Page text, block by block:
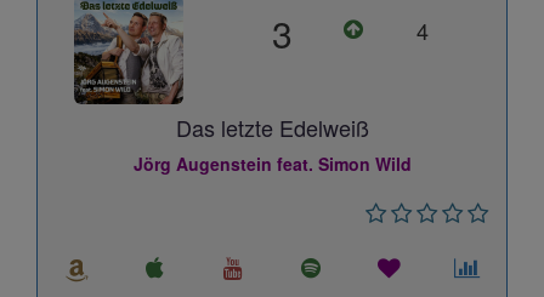
3 4
Das letzte Edelweiß
Jörg Augenstein feat. Simon Wild